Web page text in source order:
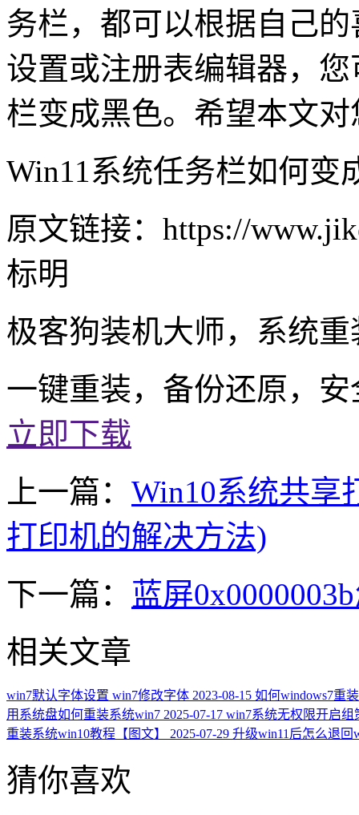
务栏，都可以根据自己
设置或注册表编辑器，
栏变成黑色。希望本文
Win11系统任务栏如何变
原文链接：https://
标明
极客狗装机大师，系统
一键重装，备份还原，
立即下载
上一篇： Win10系统共享
打印机的解决方法)
下一篇： 蓝屏
相关文章
win7默认字体设置 win7修改字体 2023-08-15 如何windows7重
用系统盘如何重装系统win7 2025-07-17 win7系统无权限开启
重装系统win10教程【图文】
2025-07-29 升级win11后怎么退回
猜你喜欢